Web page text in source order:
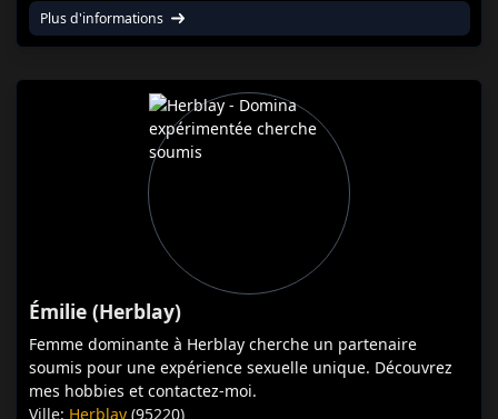
Plus d'informations
Émilie (Herblay)
Femme dominante à Herblay cherche un partenaire
soumis pour une expérience sexuelle unique. Découvrez
mes hobbies et contactez-moi.
Ville: Herblay (95220)